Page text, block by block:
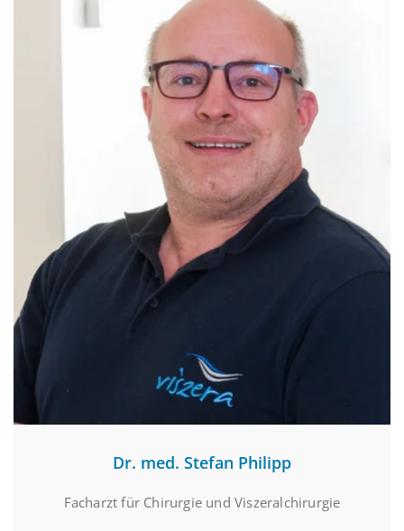
Dr. med. Stefan Philipp
Facharzt für Chirurgie und Viszeralchirurgie